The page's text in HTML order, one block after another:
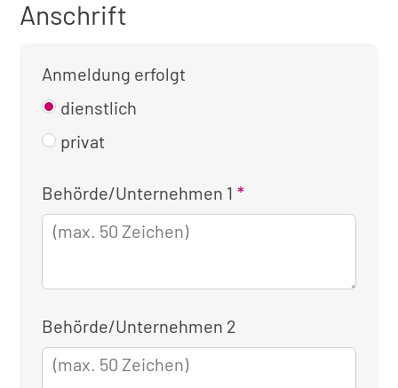
Anschrift
Anmeldung erfolgt
dienstlich
privat
Kontaktinformationen
für
die
Behörde/Unternehmen 1
Behörde/Unternehmen 2